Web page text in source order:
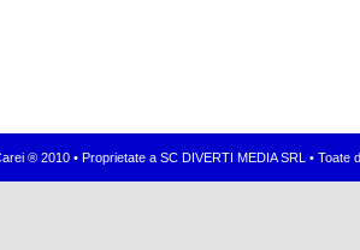
® 2010 • Proprietate a SC DIVERTI MEDIA SRL •